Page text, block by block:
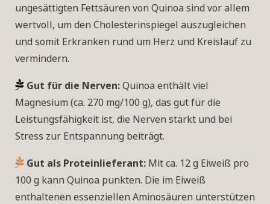
ungesättigten Fettsäuren von Quinoa sind vor allem
wertvoll, um den Cholesterinspiegel auszugleichen
und somit Erkranken rund um Herz und Kreislauf zu
vermindern.
Gut für die Nerven:Quinoa enthält viel
Magnesium (ca. 270 mg/100 g), das gut für die
Leistungsfähigkeit ist, die Nerven stärkt und bei
Stress zur Entspannung beiträgt.
Gut als Proteinlieferant: Mit ca. 12 g Eiweiß pro
100 g kann Quinoa punkten. Die im Eiweiß
enthaltenen essenziellen Aminosäuren unterstützen